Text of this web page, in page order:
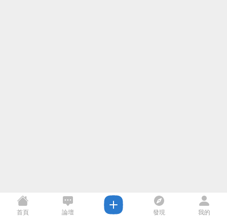
首頁 論壇 發現 我的